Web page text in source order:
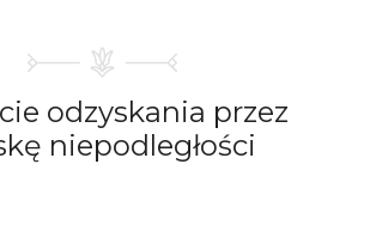
odzyskania przez
niepodległości